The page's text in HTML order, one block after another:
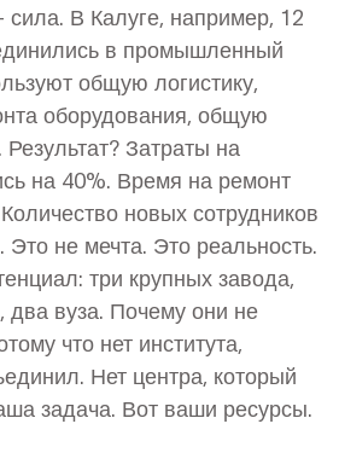
сила. В Калуге, например, 12
в промышленный
общую логистику,
оборудования, общую
Затраты на
на 40%. Время на ремонт
новых сотрудников
не мечта. Это реальность.
три крупных завода,
два вуза. Почему они не
что нет института,
Нет центра, который
задача. Вот ваши ресурсы.